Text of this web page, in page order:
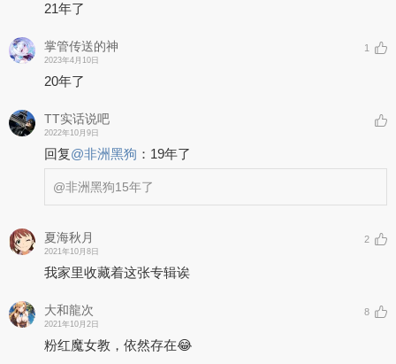
21年了
掌管传送的神
2023年4月10日
1
20年了
TT实话说吧
2022年10月9日
回复@非洲黑狗 ： 19年了
@非洲黑狗15年了
夏海秋月
2021年10月8日
2
我家里收藏着这张专辑诶
大和龍次
2021年10月2日
8
粉红魔女教，依然存在😂